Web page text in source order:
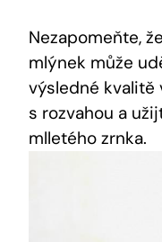
Nezapomeňte,
mlýnek může
výsledné kvalitě
s rozvahou a
mlletého zrnka.